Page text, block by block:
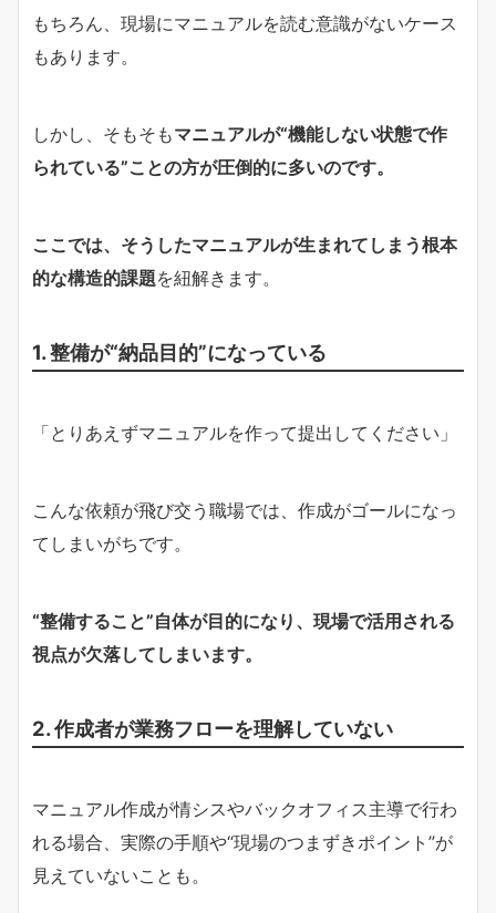
もちろん、現場にマニュアルを読む意識がないケース
もあります。
しかし、そもそもマニュアルが“機能しない状態で作
られている”ことの方が圧倒的に多いのです。
ここでは、そうしたマニュアルが生まれてしまう根本
的な構造的課題を紐解きます。
1. 整備が“納品目的”になっている
「とりあえずマニュアルを作って提出してください」
こんな依頼が飛び交う職場では、作成がゴールになっ
てしまいがちです。
“整備すること”自体が目的になり、現場で活用される
視点が欠落してしまいます。
2. 作成者が業務フローを理解していない
マニュアル作成が情シスやバックオフィス主導で行わ
れる場合、実際の手順や“現場のつまずきポイント”が
見えていないことも。